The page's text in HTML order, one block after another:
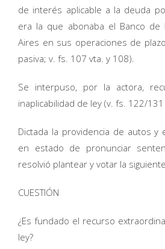
de interés aplicable a la deuda
era la que abonaba el Banco de
Aires en sus operaciones de
pasiva; v. fs. 107 vta. y 108).
Se interpuso, por la actora,
inaplicabilidad de ley (v. fs. 122/131
Dictada la providencia de autos y
en estado de pronunciar
resolvió plantear y votar la siguiente
CUESTIÓN
¿Es fundado el recurso
ley?